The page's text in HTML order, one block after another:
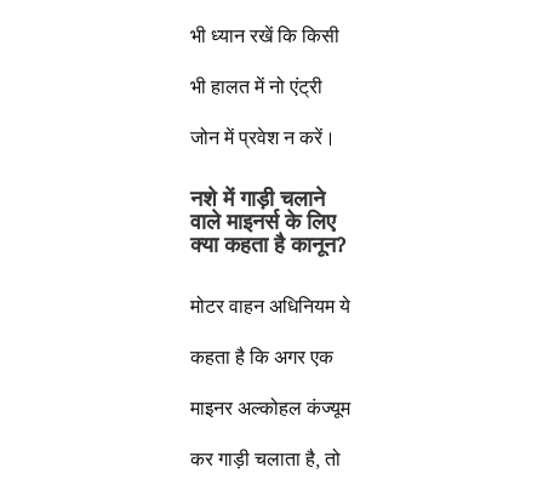
भी ध्यान रखें कि किसी
भी हालत में नो एंट्री
जोन में प्रवेश न करें।
नशे में गाड़ी चलाने
वाले माइनर्स के लिए
क्या कहता है कानून?
मोटर वाहन अधिनियम ये
कहता है कि अगर एक
माइनर अल्कोहल कंज्यूम
कर गाड़ी चलाता है, तो